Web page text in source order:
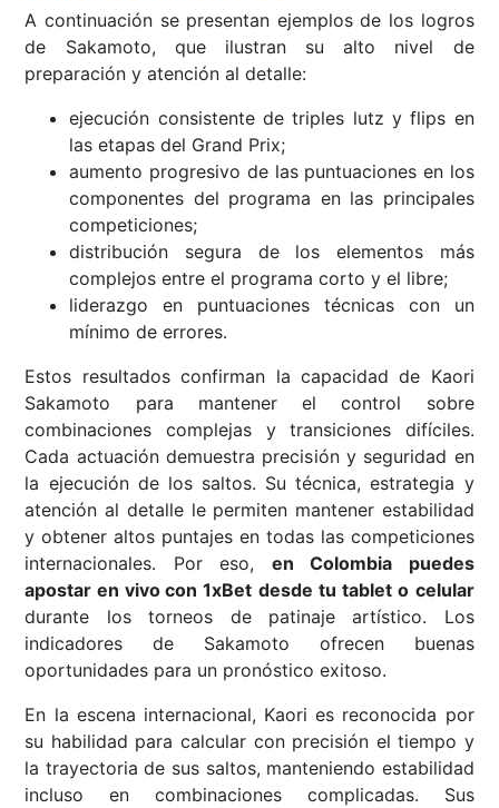
A continuación se presentan ejemplos de los logros
de Sakamoto, que ilustran su alto nivel de
preparación y atención al detalle:
ejecución consistente de triples lutz y flips en
las etapas del Grand Prix;
aumento progresivo de las puntuaciones en los
componentes del programa en las principales
competiciones;
distribución segura de los elementos más
complejos entre el programa corto y el libre;
liderazgo en puntuaciones técnicas con un
mínimo de errores.
Estos resultados confirman la capacidad de Kaori
Sakamoto para mantener el control sobre
combinaciones complejas y transiciones difíciles.
Cada actuación demuestra precisión y seguridad en
la ejecución de los saltos. Su técnica, estrategia y
atención al detalle le permiten mantener estabilidad
y obtener altos puntajes en todas las competiciones
internacionales. Por eso, en Colombia puedes
apostar en vivo con 1xBet desde tu tablet o celular
durante los torneos de patinaje artístico. Los
indicadores de Sakamoto ofrecen buenas
oportunidades para un pronóstico exitoso.
En la escena internacional, Kaori es reconocida por
su habilidad para calcular con precisión el tiempo y
la trayectoria de sus saltos, manteniendo estabilidad
incluso en combinaciones complicadas. Sus